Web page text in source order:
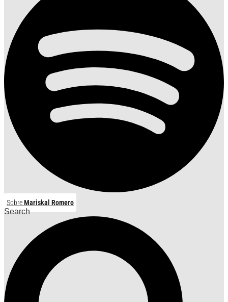
SobreMariskal Romero
Search